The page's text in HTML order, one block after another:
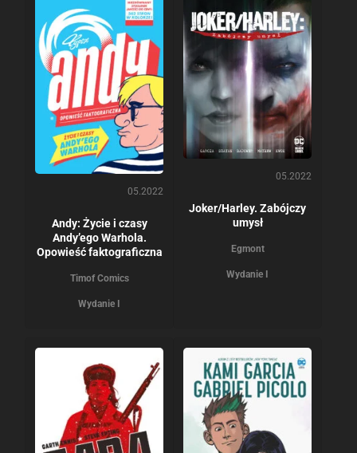
05.2022
Andy: Życie i czasy
Andy’ego Warhola.
Opowieść faktograficzna
Timof Comics
Wydanie I
05.2022
Joker/Harley. Zabójczy
umysł
Egmont
Wydanie I